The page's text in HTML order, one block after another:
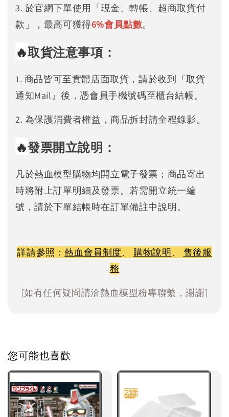
3. 於官網下單使用「現金、轉帳、超商取貨付
款」，最高可獲得6%會員點數。
🔥取貨注意事項：
1. 商品皆可至實體店面取貨，請於收到『取貨
通知Mail』後，憑會員手機號碼至櫃台結帳。
2. 為保護消費者權益，商品拆封請全程錄影。
🔥發票開立說明：
凡於熱血模型購物均開立電子發票；商品寄出
時將附上訂單明細及發票。若需開立統一編
號，請於下單結帳時在訂單備註中說明。
詳請參照：熱血會員制度、 購物說明、 售後服
務
[如有任何疑問請洽熱血模型粉專聯繫，謝謝]
您可能也喜歡